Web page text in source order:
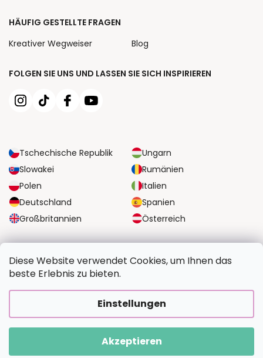
Diese Website verwendet Cookies, um Ihnen das
beste Erlebnis zu bieten.
Einstellungen
Akzeptieren
FOLGEN SIE UNS UND LASSEN SIE SICH INSPIRIEREN
Tschechische Republik
Ungarn
Slowakei
Rumänien
Polen
Italien
Deutschland
Spanien
Großbritannien
Österreich
HÄUFIG GESTELLTE FRAGEN
Kreativer Wegweiser
Blog
SICHERE ZAHLUNGSOPTIONEN
BildvomFoto.de. Alle Rechte vorbehalten.